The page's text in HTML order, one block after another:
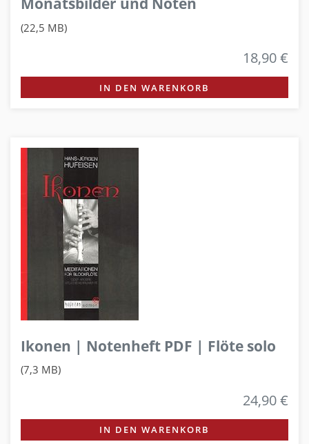
(22,5 MB)
18,90 €
IN DEN WARENKORB
Ikonen | Notenheft PDF | Flöte solo
(7,3 MB)
24,90 €
IN DEN WARENKORB